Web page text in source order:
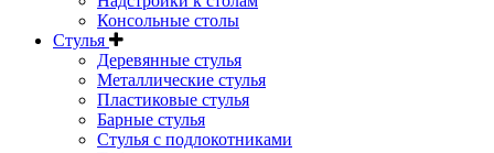
Консольные столы
Стулья
Деревянные стулья
Металлические стулья
Пластиковые стулья
Барные стулья
Стулья с подлокотниками